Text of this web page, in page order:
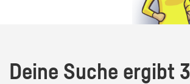
Deine Suche ergibt 3